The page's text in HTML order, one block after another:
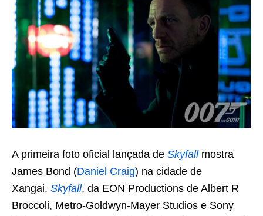
A primeira foto oficial lançada de Skyfallmostra
James Bond (Daniel Craig) na cidade de
Xangai. Skyfall, da EON Productions de Albert R
Broccoli, Metro-Goldwyn-Mayer Studios e Sony